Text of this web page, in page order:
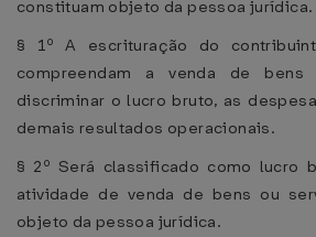
constituam objeto da pessoa jurídica.
§ 1º A escrituração do
compreendam a venda de
discriminar o lucro bruto, as
demais resultados operacionais.
§ 2º Será classificado como lucro
atividade de venda de bens ou
objeto da pessoa jurídica.